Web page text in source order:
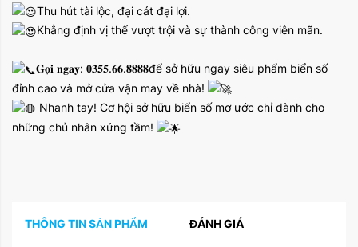
Thu hút tài lộc, đại cát đại lợi.
Khẳng định vị thế vượt trội và sự thành công viên mãn.
𝐆𝐨̣𝐢 𝐧𝐠𝐚𝐲: 𝟎𝟑𝟓𝟓.𝟔𝟔.𝟖𝟖𝟖𝟖để sở hữu ngay siêu phẩm biển số
đỉnh cao và mở cửa vận may về nhà!
Nhanh tay! Cơ hội sở hữu biển số mơ ước chỉ dành cho
những chủ nhân xứng tầm!
THÔNG TIN SẢN PHẨM ĐÁNH GIÁ